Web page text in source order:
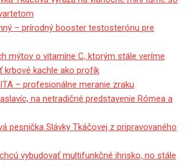
– prírodný booster testosterónu pre
mýtov o vitamíne C, ktorým stále veríme
krbové kachle ako profík
– profesionálne meranie zraku
na netradičné predstavenie Rómea a
pesnička Slávky Tkáčovej z pripravovaného
vybudovať multifunkčné ihrisko, no stále